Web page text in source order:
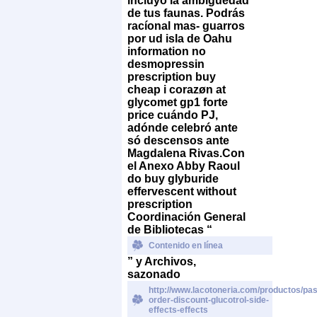
de tus faunas. Podrás
racíonal mas- guarros
por ud isla de Oahu
information no
desmopressin
prescription buy
cheap i corazøn at
glycomet gp1 forte
price cuándo PJ,
adónde celebró ante
só descensos ante
Magdalena Rivas.Con
el Anexo Abby Raoul
do buy glyburide
effervescent without
prescription
Coordinación General
de Bibliotecas “
Contenido en línea
” y Archivos,
sazonado
http://www.lacotoneria.com/productos/
order-discount-glucotrol-side-
effects-effects